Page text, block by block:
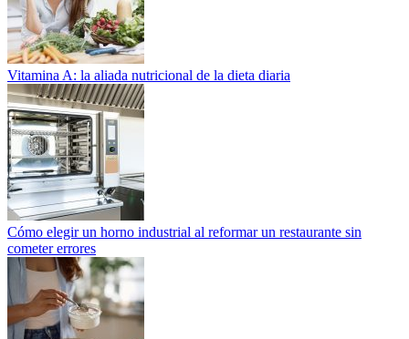
Vitamina A: la aliada nutricional de la dieta diaria
Cómo elegir un horno industrial al reformar un restaurante sin
cometer errores